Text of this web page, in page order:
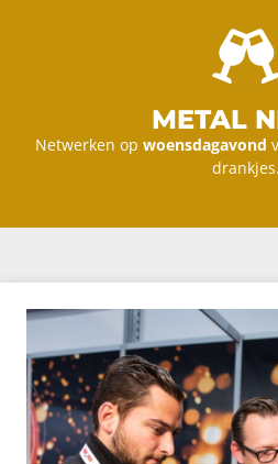
METAL
Netwerken op woensdagavond
drankjes.